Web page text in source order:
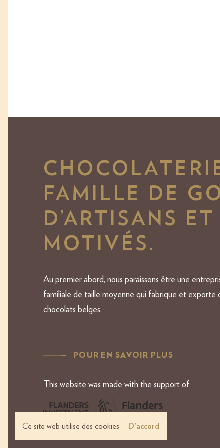
FAMILLE DE
D’ARTISANS
MOTIVÉS.
Au premier abord, nous paraissons être une
familiale de taille moyenne qui fabrique et exporte
chocolats belges.
POUR EN SAVOIR PLUS
This website was made with the support of
Ce site web utilise des cookies. D'accord